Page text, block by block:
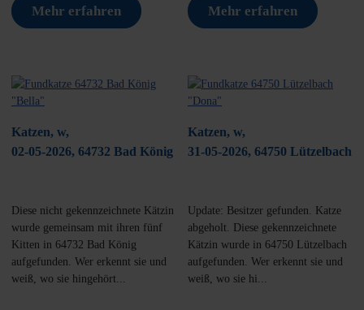
Mehr erfahren Mehr erfahren
Katzen, w,
02-05-2026, 64732 Bad König
Diese nicht gekennzeichnete Kätzin
wurde gemeinsam mit ihren fünf
Kitten in 64732 Bad König
aufgefunden. Wer erkennt sie und
weiß, wo sie hingehört...
Katzen, w,
31-05-2026, 64750 Lützelbach
Update: Besitzer gefunden. Katze
abgeholt. Diese gekennzeichnete
Kätzin wurde in 64750 Lützelbach
aufgefunden. Wer erkennt sie und
weiß, wo sie hi...